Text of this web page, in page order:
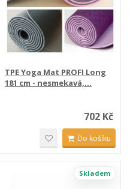
TPE Yoga Mat PROFI Long
181 cm - nesmekavá,...
702 Kč
Do košíku
Skladem